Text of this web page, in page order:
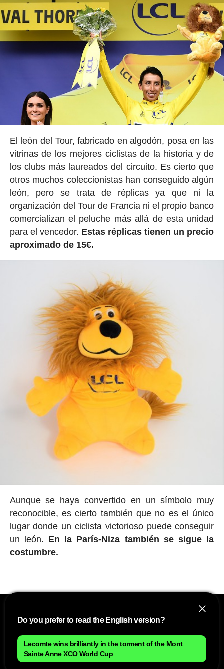
El león del Tour, fabricado en algodón, posa en las
vitrinas de los mejores ciclistas de la historia y de
los clubs más laureados del circuito. Es cierto que
otros muchos coleccionistas han conseguido algún
león, pero se trata de réplicas ya que ni la
organización del Tour de Francia ni el propio banco
comercializan el peluche más allá de esta unidad
para el vencedor. Estas réplicas tienen un precio
aproximado de 15€.
Aunque se haya convertido en un símbolo muy
reconocible, es cierto también que no es el único
lugar donde un ciclista victorioso puede conseguir
un león. En la París-Niza también se sigue la
costumbre.
Do you prefer to read the English version?
Lecomte wins brilliantly in the torment of the Mont
Sainte Anne XCO World Cup